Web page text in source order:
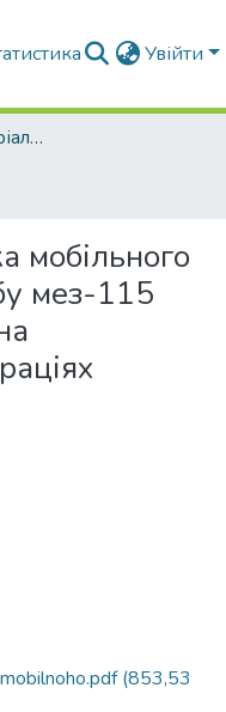
Увійти
Конференції та матеріали конференцій
мобільного
мез-115
(853,53